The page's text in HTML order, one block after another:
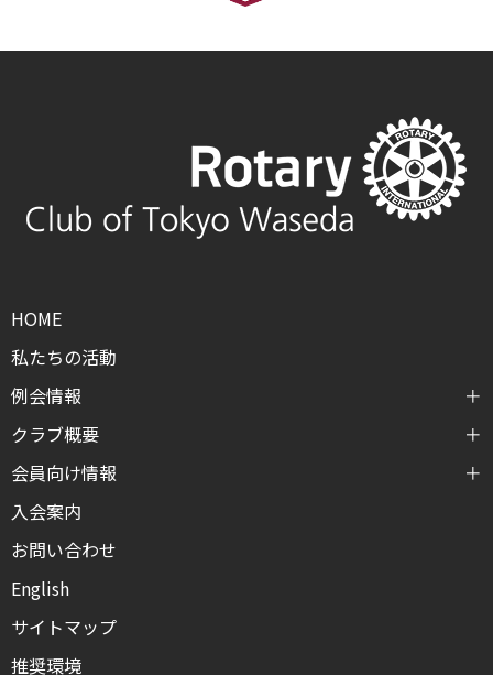
HOME
私たちの活動
例会情報
クラブ概要
会員向け情報
入会案内
お問い合わせ
English
サイトマップ
推奨環境